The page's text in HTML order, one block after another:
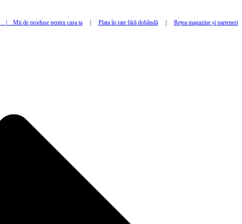
Mii de produse pentru casa ta| Plata în rate fără dobândă| Rețea magazine și parteneri